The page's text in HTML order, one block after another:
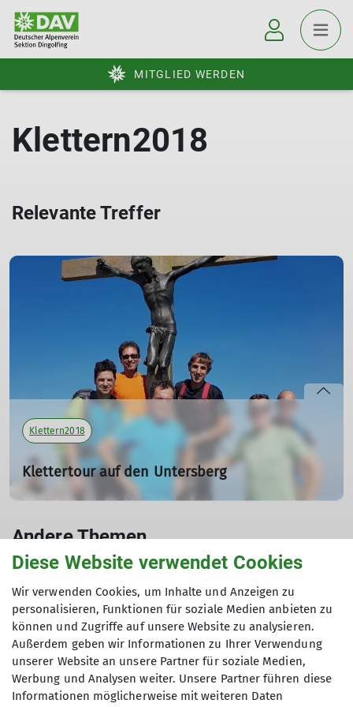
MITGLIED WERDEN
Klettern2018
Relevante Treffer
Klettern2018
Klettertour auf den Untersberg
16.09.2018
Teilnehmer: 6
Andere Themen
Hochtouren2018 Jugend2018 Klettersteige2018
Schneeschuhtouren2018 Senioren2018 Skitouren2018
Diese Website verwendet Cookies
Wir verwenden Cookies, um Inhalte und Anzeigen zu
personalisieren, Funktionen für soziale Medien anbieten zu
können und Zugriffe auf unsere Website zu analysieren.
Außerdem geben wir Informationen zu Ihrer Verwendung
unserer Website an unsere Partner für soziale Medien,
Werbung und Analysen weiter. Unsere Partner führen diese
Informationen möglicherweise mit weiteren Daten